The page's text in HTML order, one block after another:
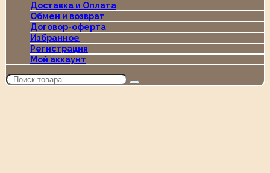
Доставка и Оплата
Обмен и возврат
Договор-оферта
Избранное
Регистрация
Мой аккаунт